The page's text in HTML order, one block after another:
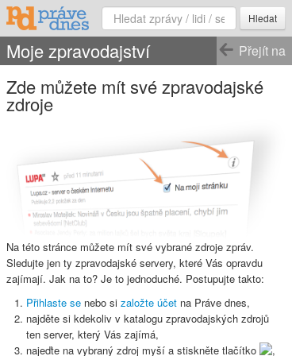
Hledat
Přejít na
Moje zpravodajství
Zde můžete mít své zpravodajské
zdroje
Na této stránce můžete mít své vybrané zdroje zpráv.
Sledujte jen ty zpravodajské servery, které Vás opravdu
zajímají. Jak na to? Je to jednoduché. Postupujte takto:
Přihlaste se nebo si založte účet na Práve dnes,
najděte si kdekoliv v katalogu zpravodajských zdrojů
ten server, který Vás zajímá,
najeďte na vybraný zdroj myší a stiskněte tlačítko ,